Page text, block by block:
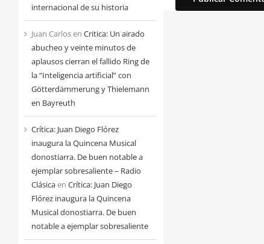
internacional de su historia
Juan Carlosen Critica: Un airado
abucheo y veinte minutos de
aplausos cierran el fallido Ring de
la “Inteligencia artificial” con
Götterdämmerung y Thielemann
en Bayreuth
Crítica: Juan Diego Flórez
inaugura la Quincena Musical
donostiarra. De buen notable a
ejemplar sobresaliente – Radio
Clásicaen Crítica: Juan Diego
Flórez inaugura la Quincena
Musical donostiarra. De buen
notable a ejemplar sobresaliente